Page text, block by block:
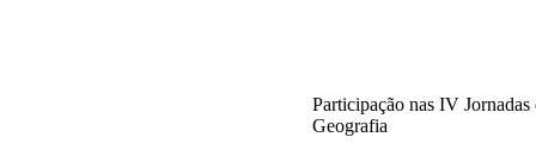
Participação nas IV
Geografia